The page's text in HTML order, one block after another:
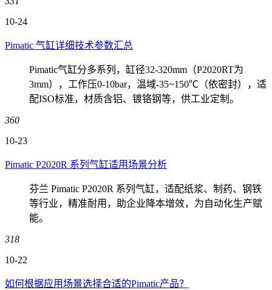
10-24
Pimatic 气缸详细技术参数汇总
Pimatic气缸分多系列，缸径32-320mm（P2020RT为
3mm），工作压0-10bar，温域-35~150℃（依密封），适
配ISO标准，材质含铝、镀铬钢等，供工业定制。
360
10-23
Pimatic P2020R 系列气缸适用场景分析
芬兰 Pimatic P2020R 系列气缸，适配纸浆、制药、钢铁
等行业，精准耐用，助企业降本增效，为自动化生产赋
能。
318
10-22
如何根据应用场景选择合适的Pimatic产品？